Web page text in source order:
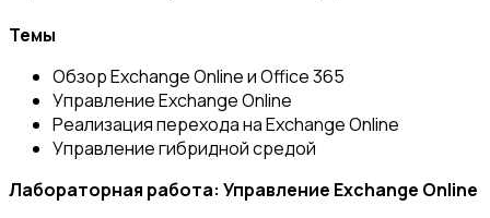
Темы
Обзор Exchange Online и Office 365
Управление Exchange Online
Реализация перехода на Exchange Online
Управление гибридной средой
Лабораторная работа: Управление Exchange Online